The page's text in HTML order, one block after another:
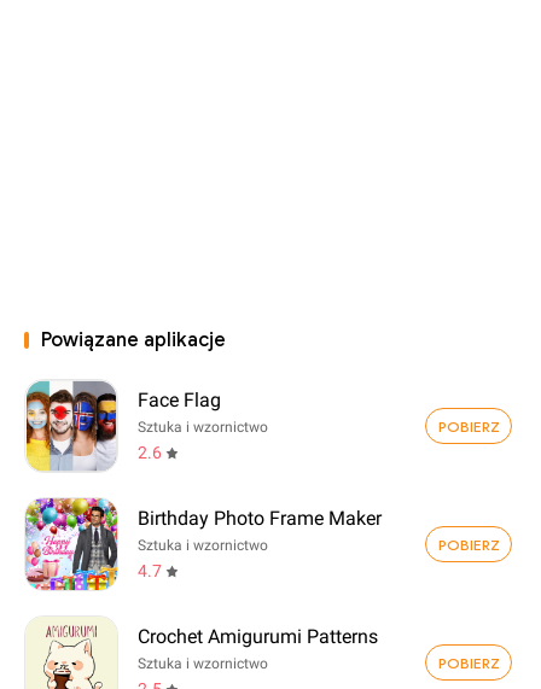
Powiązane aplikacje
Face Flag
Sztuka i wzornictwo
2.6
POBIERZ
Birthday Photo Frame Maker
Sztuka i wzornictwo
4.7
POBIERZ
Crochet Amigurumi Patterns
Sztuka i wzornictwo POBIERZ